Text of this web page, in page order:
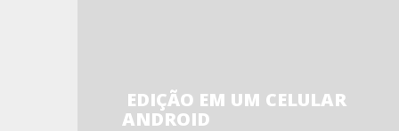
EDIÇÃO EM UM CELULAR
ANDROID